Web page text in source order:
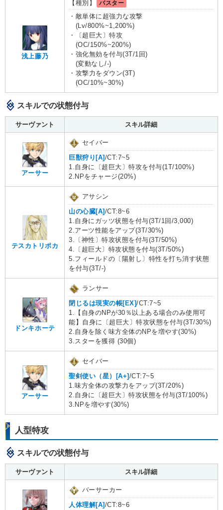
浅上藤乃
【種別】
バスター
・敵単体に超強力な攻撃
(Lv/800%~1,200%)
・〔超巨大〕特攻
(OC/150%~200%)
・強化無効を付与(3T/1回)
(変動なし/-)
・攻撃力をダウン(3T)
(OC/10%~30%)
スキルでの状態付与
サーヴァント スキル詳細
アーサー
セイバー
巨獣狩り[A] /CT:7~5
1.自身に〔超巨大〕特攻を付与(1T/100%)
2.NPをチャージ(20%)
テスカトリポカ
アサシン
山の心臓[A] /CT:8~6
1.自身にガッツ状態を付与(3T/1回/3,000)
2.アーツ性能をアップ(3T/30%)
3.〔神性〕特攻状態を付与(3T/50%)
4.〔超巨大〕特攻状態を付与(3T/50%)
5.フィールドの〔陽射し〕特性を打ち消す状態
を付与(3T/-)
ドンキホーテ
ランサー
閉じるは現実の帳[EX]/CT:7~5
1.【自身のNPが30％以上ある場合のみ使用可
能】自身に〔超巨大〕特攻状態を付与(3T/30%)
2.自身を除く味方全体のNPを増やす(30%)
3.スターを獲得 (30個)
アーサー
セイバー
聖剣使い（星）[A+] /CT:7~5
1.味方全体の攻撃力をアップ(3T/20%)
2.自身に〔超巨大〕特攻状態を付与(3T/100%)
3.NPを増やす(30%)
人型特攻
スキルでの状態付与
サーヴァント スキル詳細
バーサーカー
人体理解[A] /CT:8~6